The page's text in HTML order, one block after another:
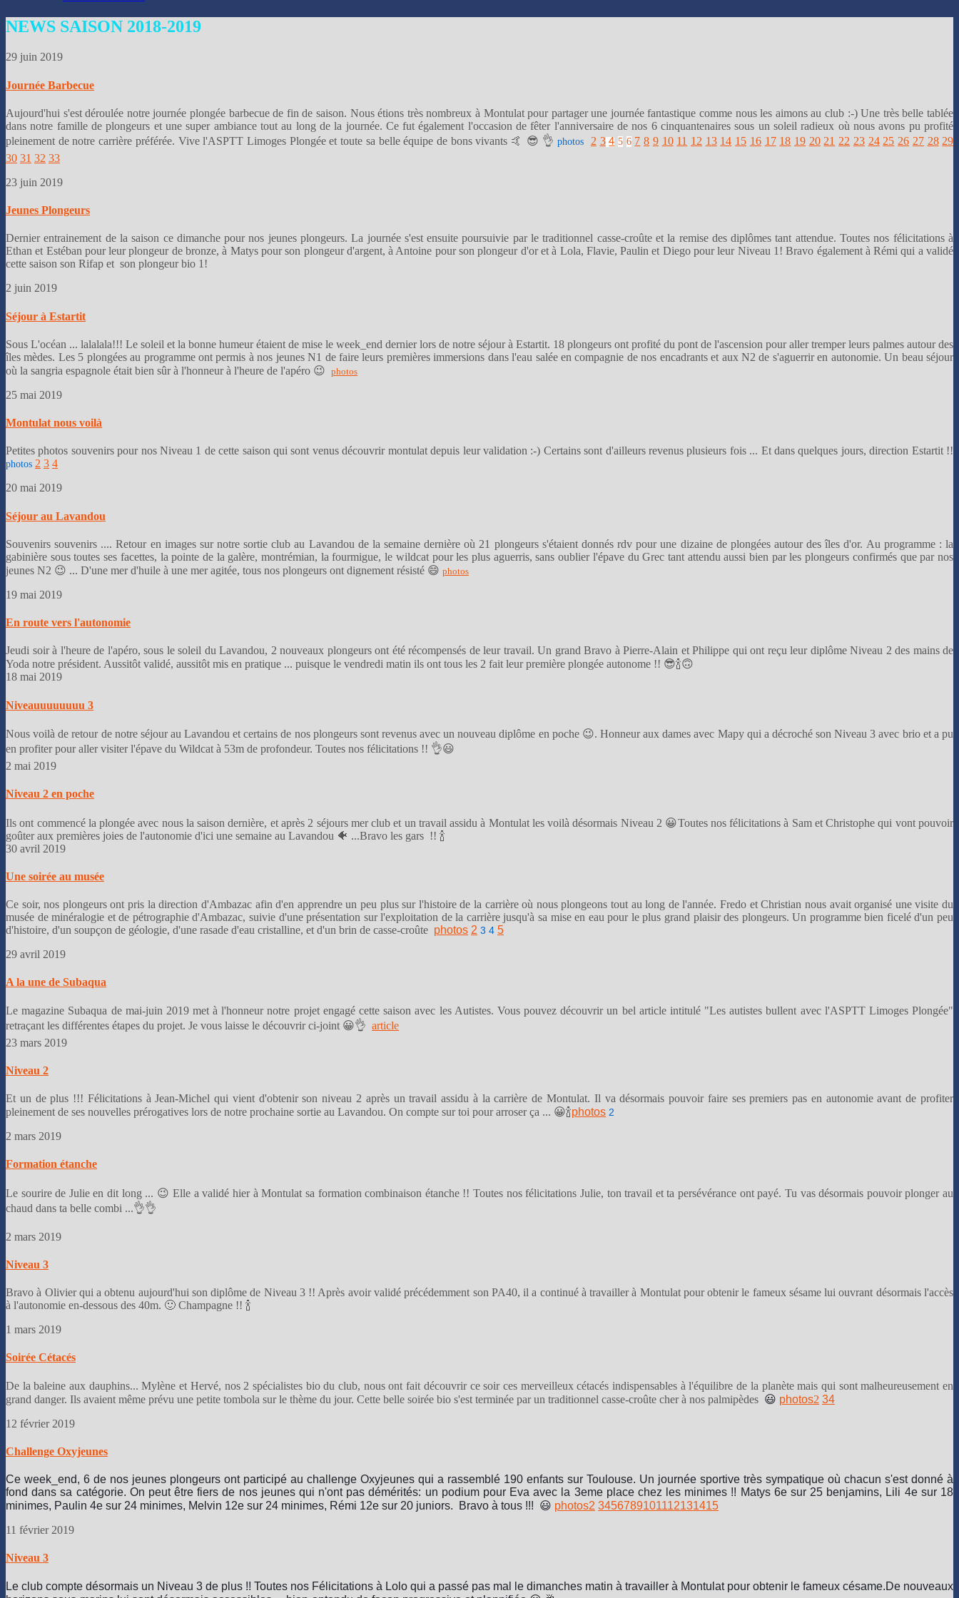
NEWS SAISON 2018-2019
29 juin 2019
Journée Barbecue
Aujourd'hui s'est déroulée notre journée plongée barbecue de fin de saison. Nous étions très nombreux à Montulat pour partager une journée fantastique comme nous les aimons au club :-) Une très belle tablée
dans notre famille de plongeurs et une super ambiance tout au long de la journée. Ce fut également l'occasion de fêter l'anniversaire de nos 6 cinquantenaires sous un soleil radieux où nous avons pu profité
pleinement de notre carrière préférée. Vive l'ASPTT Limoges Plongée et toute sa belle équipe de bons vivants 🤙 😎 👌photos 2 3 4 5 6 7 8 9 10 11 12 13 14 15 16 17 18 19 20 21 22 23 24 25 26 27 28 29
30 31 32 33
23 juin 2019
Jeunes Plongeurs
Dernier entrainement de la saison ce dimanche pour nos jeunes plongeurs. La journée s'est ensuite poursuivie par le traditionnel casse-croûte et la remise des diplômes tant attendue. Toutes nos félicitations à
Ethan et Estéban pour leur plongeur de bronze, à Matys pour son plongeur d'argent, à Antoine pour son plongeur d'or et à Lola, Flavie, Paulin et Diego pour leur Niveau 1! Bravo également à Rémi qui a validé
cette saison son Rifap et son plongeur bio 1!
2 juin 2019
Séjour à Estartit
Sous L'océan ... lalalala!!! Le soleil et la bonne humeur étaient de mise le week_end dernier lors de notre séjour à Estartit. 18 plongeurs ont profité du pont de l'ascension pour aller tremper leurs palmes autour des
îles mèdes. Les 5 plongées au programme ont permis à nos jeunes N1 de faire leurs premières immersions dans l'eau salée en compagnie de nos encadrants et aux N2 de s'aguerrir en autonomie. Un beau séjour
où la sangria espagnole était bien sûr à l'honneur à l'heure de l'apéro 😉 photos
25 mai 2019
Montulat nous voilà
Petites photos souvenirs pour nos Niveau 1 de cette saison qui sont venus découvrir montulat depuis leur validation :-) Certains sont d'ailleurs revenus plusieurs fois ... Et dans quelques jours, direction Estartit !!
photos 2 3 4
20 mai 2019
Séjour au Lavandou
Souvenirs souvenirs .... Retour en images sur notre sortie club au Lavandou de la semaine dernière où 21 plongeurs s'étaient donnés rdv pour une dizaine de plongées autour des îles d'or. Au programme : la
gabinière sous toutes ses facettes, la pointe de la galère, montrémian, la fourmigue, le wildcat pour les plus aguerris, sans oublier l'épave du Grec tant attendu aussi bien par les plongeurs confirmés que par nos
jeunes N2 😉 ... D'une mer d'huile à une mer agitée, tous nos plongeurs ont dignement résisté 😄 photos
19 mai 2019
En route vers l'autonomie
Jeudi soir à l'heure de l'apéro, sous le soleil du Lavandou, 2 nouveaux plongeurs ont été récompensés de leur travail. Un grand Bravo à Pierre-Alain et Philippe qui ont reçu leur diplôme Niveau 2 des mains de
Yoda notre président. Aussitôt validé, aussitôt mis en pratique ... puisque le vendredi matin ils ont tous les 2 fait leur première plongée autonome !! 😎🍾🙃
18 mai 2019
Niveauuuuuuuu 3
Nous voilà de retour de notre séjour au Lavandou et certains de nos plongeurs sont revenus avec un nouveau diplôme en poche 😉. Honneur aux dames avec Mapy qui a décroché son Niveau 3 avec brio et a pu
en profiter pour aller visiter l'épave du Wildcat à 53m de profondeur. Toutes nos félicitations !! 👌😃
2 mai 2019
Niveau 2 en poche
Ils ont commencé la plongée avec nous la saison dernière, et après 2 séjours mer club et un travail assidu à Montulat les voilà désormais Niveau 2 😀Toutes nos félicitations à Sam et Christophe qui vont pouvoir
goûter aux premières joies de l'autonomie d'ici une semaine au Lavandou 🐠 ...Bravo les gars !! 🍾
30 avril 2019
Une soirée au musée
Ce soir, nos plongeurs ont pris la direction d'Ambazac afin d'en apprendre un peu plus sur l'histoire de la carrière où nous plongeons tout au long de l'année. Fredo et Christian nous avait organisé une visite du
musée de minéralogie et de pétrographie d'Ambazac, suivie d'une présentation sur l'exploitation de la carrière jusqu'à sa mise en eau pour le plus grand plaisir des plongeurs. Un programme bien ficelé d'un peu
d'histoire, d'un soupçon de géologie, d'une rasade d'eau cristalline, et d'un brin de casse-croûte photos 2 3 4 5
29 avril 2019
A la une de Subaqua
Le magazine Subaqua de mai-juin 2019 met à l'honneur notre projet engagé cette saison avec les Autistes. Vous pouvez découvrir un bel article intitulé "Les autistes bullent avec l'ASPTT Limoges Plongée"
retraçant les différentes étapes du projet. Je vous laisse le découvrir ci-joint 😀👌 article
23 mars 2019
Niveau 2
Et un de plus !!! Félicitations à Jean-Michel qui vient d'obtenir son niveau 2 après un travail assidu à la carrière de Montulat. Il va désormais pouvoir faire ses premiers pas en autonomie avant de profiter
pleinement de ses nouvelles prérogatives lors de notre prochaine sortie au Lavandou. On compte sur toi pour arroser ça ... 😀🍾photos 2
2 mars 2019
Formation étanche
Le sourire de Julie en dit long ... 😉 Elle a validé hier à Montulat sa formation combinaison étanche !! Toutes nos félicitations Julie, ton travail et ta persévérance ont payé. Tu vas désormais pouvoir plonger au
chaud dans ta belle combi ...👌👌
2 mars 2019
Niveau 3
Bravo à Olivier qui a obtenu aujourd'hui son diplôme de Niveau 3 !! Après avoir validé précédemment son PA40, il a continué à travailler à Montulat pour obtenir le fameux sésame lui ouvrant désormais l'accès
à l'autonomie en-dessous des 40m. 🙂 Champagne !! 🍾
1 mars 2019
Soirée Cétacés
De la baleine aux dauphins... Mylène et Hervé, nos 2 spécialistes bio du club, nous ont fait découvrir ce soir ces merveilleux cétacés indispensables à l'équilibre de la planète mais qui sont malheureusement en
grand danger. Ils avaient même prévu une petite tombola sur le thème du jour. Cette belle soirée bio s'est terminée par un traditionnel casse-croûte cher à nos palmipèdes 😃 photos2 34
12 février 2019
Challenge Oxyjeunes
Ce week_end, 6 de nos jeunes plongeurs ont participé au challenge Oxyjeunes qui a rassemblé 190 enfants sur Toulouse. Un journée sportive très sympatique où chacun s'est donné à
fond dans sa catégorie. On peut être fiers de nos jeunes qui n'ont pas démérités: un podium pour Eva avec la 3eme place chez les minimes !! Matys 6e sur 25 benjamins, Lili 4e sur 18
minimes, Paulin 4e sur 24 minimes, Melvin 12e sur 24 minimes, Rémi 12e sur 20 juniors. Bravo à tous !!! 😃 photos2 3456789101112131415
11 février 2019
Niveau 3
Le club compte désormais un Niveau 3 de plus !! Toutes nos Félicitations à Lolo qui a passé pas mal le dimanches matin à travailler à Montulat pour obtenir le fameux césame.De nouveaux